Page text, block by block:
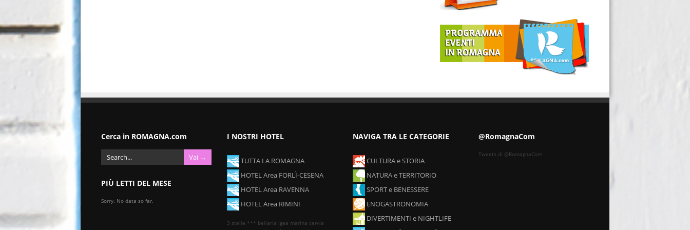
Cerca in ROMAGNA.com
PIÙ LETTI DEL MESE
Sorry. No data so far.
I NOSTRI HOTEL
TUTTA LA ROMAGNA
HOTEL Area FORLÌ-CESENA
HOTEL Area RAVENNA
HOTEL Area RIMINI
3 stelle *** bellaria igea marina cervia
NAVIGA TRA LE CATEGORIE
CULTURA e STORIA
NATURA e TERRITORIO
SPORT e BENESSERE
ENOGASTRONOMIA
DIVERTIMENTI e NIGHTLIFE
@RomagnaCom
Tweets di @RomagnaCom